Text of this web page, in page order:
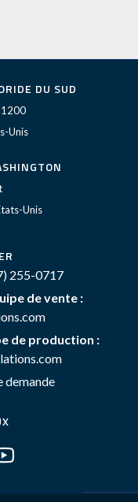
DU SUD
1200
Unis
Unis
255-0717
de vente :
de production :
demande